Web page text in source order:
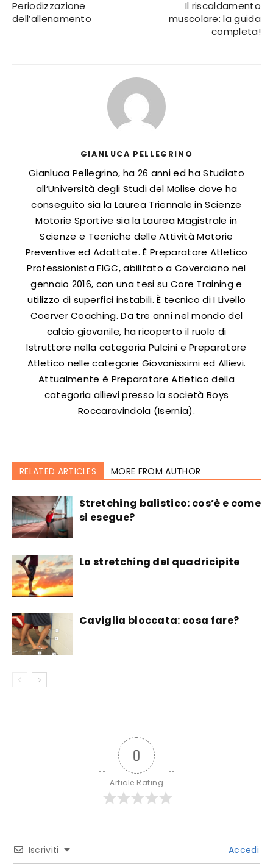
Periodizzazione
dell’allenamento
Il riscaldamento
muscolare: la guida
completa!
GIANLUCA PELLEGRINO
Gianluca Pellegrino, ha 26 anni ed ha Studiato
all’Università degli Studi del Molise dove ha
conseguito sia la Laurea Triennale in Scienze
Motorie Sportive sia la Laurea Magistrale in
Scienze e Tecniche delle Attività Motorie
Preventive ed Adattate. È Preparatore Atletico
Professionista FIGC, abilitato a Coverciano nel
gennaio 2016, con una tesi su Core Training e
utilizzo di superfici instabili. È tecnico di I Livello
Coerver Coaching. Da tre anni nel mondo del
calcio giovanile, ha ricoperto il ruolo di
Istruttore nella categoria Pulcini e Preparatore
Atletico nelle categorie Giovanissimi ed Allievi.
Attualmente è Preparatore Atletico della
categoria allievi presso la società Boys
Roccaravindola (Isernia).
RELATED ARTICLES MORE FROM AUTHOR
Stretching balistico: cos’è e come
si esegue?
Lo stretching del quadricipite
Caviglia bloccata: cosa fare?
0
Article Rating
Iscriviti Accedi